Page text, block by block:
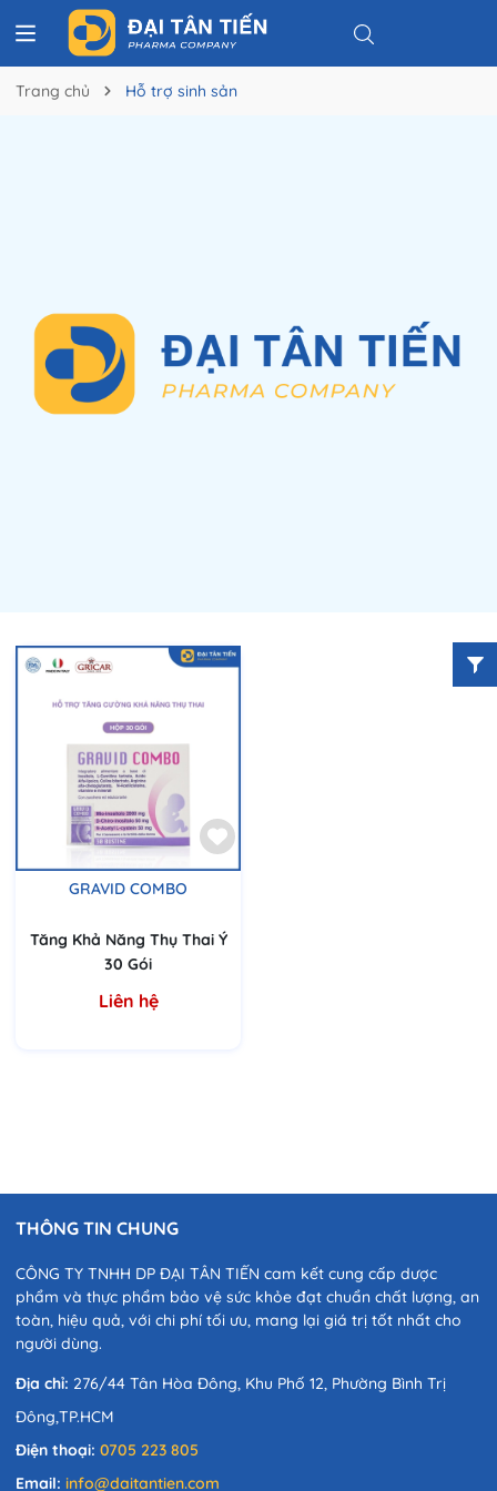
Trang chủ Hỗ trợ sinh sản
GRAVID COMBO
Tăng Khả Năng Thụ Thai Ý
30 Gói
Liên hệ
THÔNG TIN CHUNG
CÔNG TY TNHH DP ĐẠI TÂN TIẾN cam kết cung cấp dược
phẩm và thực phẩm bảo vệ sức khỏe đạt chuẩn chất lượng, an
toàn, hiệu quả, với chi phí tối ưu, mang lại giá trị tốt nhất cho
người dùng.
Địa chỉ: 276/44 Tân Hòa Đông, Khu Phố 12, Phường Bình Trị
Đông,TP.HCM
Điện thoại: 0705 223 805
Email: info@daitantien.com